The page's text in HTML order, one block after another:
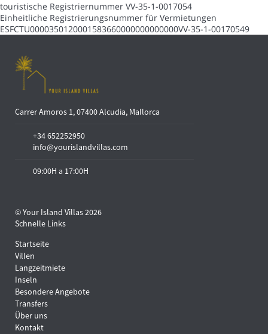
touristische Registriernummer VV-35-1-0017054
Einheitliche Registrierungsnummer für Vermietungen
ESFCTU0000350120001583660000000000000VV-35-1-00170549
Carrer Amoros 1, 07400 Alcudia, Mallorca
+34 652252950
info@yourislandvillas.com
09:00H a 17:00H
© Your Island Villas 2026
Schnelle Links
Startseite
Villen
Langzeitmiete
Inseln
Besondere Angebote
Transfers
Über uns
Kontakt